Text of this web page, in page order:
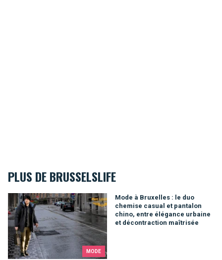
PLUS DE BRUSSELSLIFE
MODE
Mode à Bruxelles : le duo
chemise casual et pantalon
chino, entre élégance urbaine
et décontraction maîtrisée
Mode à Bruxelles : le duo chemise casual et pantalon chino,